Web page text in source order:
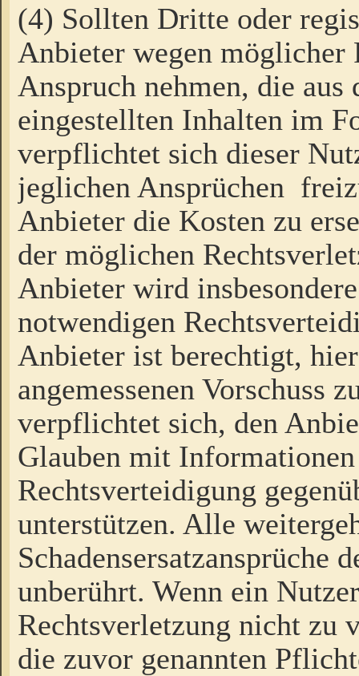
(4) Sollten Dritte oder
Anbieter wegen möglicher
Anspruch nehmen, die
eingestellten Inhalten im
verpflichtet sich dieser
jeglichen Ansprüchen
Anbieter die Kosten zu
der möglichen
Anbieter wird
notwendigen
Anbieter ist berechtigt,
angemessenen Vorschuss
verpflichtet sich, den
Glauben mit
Rechtsverteidigung
unterstützen. Alle
Schadensersatzansprüche
unberührt. Wenn ein
Rechtsverletzung nicht zu
die zuvor genannten